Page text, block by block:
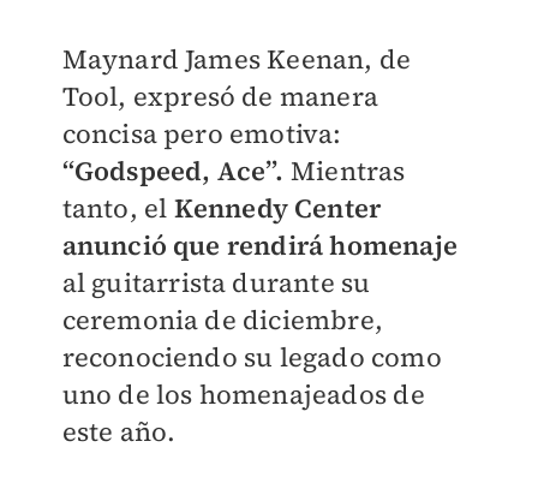
Maynard James Keenan, de
Tool, expresó de manera
concisa pero emotiva:
“Godspeed, Ace”. Mientras
tanto, el Kennedy Center
anunció que rendirá homenaje
al guitarrista durante su
ceremonia de diciembre,
reconociendo su legado como
uno de los homenajeados de
este año.